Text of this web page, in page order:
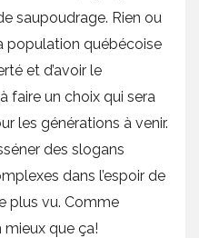
saupoudrage. Rien ou
population québécoise
et d’avoir le
faire un choix qui sera
les générations à venir.
des slogans
dans l’espoir de
plus vu. Comme
que ça!